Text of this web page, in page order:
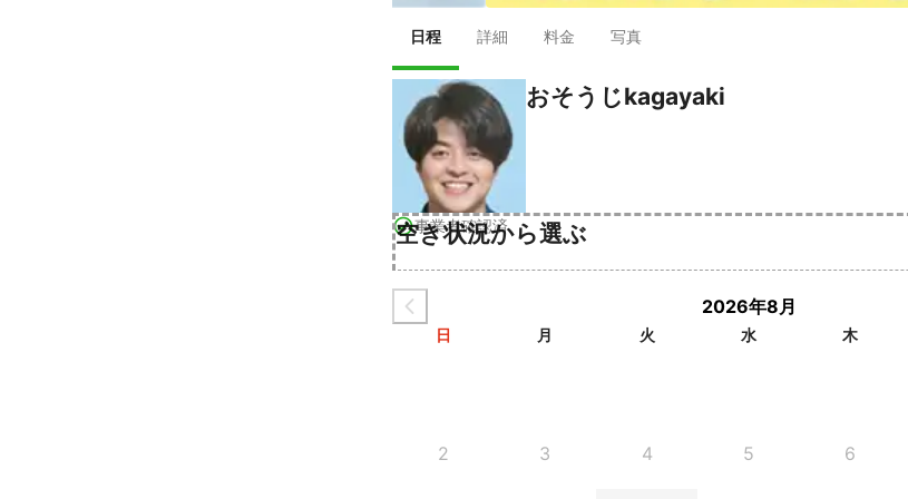
日程 詳細 料金 写真
事業者確認済
おそうじkagayaki
空き状況から選ぶ
2026年8月
日 月 火 水 木
2 3 4 5 6